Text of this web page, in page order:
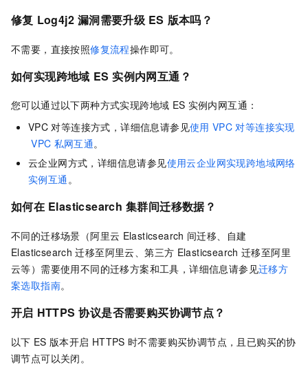
修复 Log4j2 漏洞需要升级 ES 版本吗？
不需要，直接按照修复流程操作即可。
如何实现跨地域 ES 实例内网互通？
您可以通过以下两种方式实现跨地域 ES 实例内网互通：
VPC 对等连接方式，详细信息请参见使用 VPC 对等连接实现
VPC 私网互通。
云企业网方式，详细信息请参见使用云企业网实现跨地域网络
实例互通 。
如何在 Elasticsearch 集群间迁移数据？
不同的迁移场景（阿里云 Elasticsearch 间迁移、自建
Elasticsearch 迁移至阿里云、第三方 Elasticsearch 迁移至阿里
云等）需要使用不同的迁移方案和工具，详细信息请参见迁移方
案选取指南。
开启 HTTPS 协议是否需要购买协调节点？
以下 ES 版本开启 HTTPS 时不需要购买协调节点，且已购买的协
调节点可以关闭。